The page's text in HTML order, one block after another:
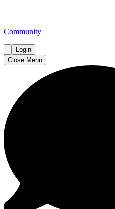
Community
Login
Close Menu